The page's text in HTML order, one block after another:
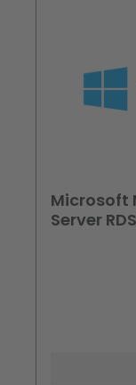
Microsoft
Server